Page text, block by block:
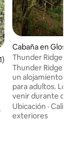
promedio: 4.91 de
Cabaña en
Thunder Ridge —
admite mascotas
Thunder Ridge at
un alojamiento
para adultos. Los niños solo pueden
venir durante
Tu casa estará abierta. La
las 15:00 horas. Aquí estás rodeado por
Ubicación ·
exteriores